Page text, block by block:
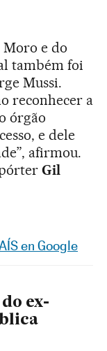
Moro e do
também foi
Mussi.
reconhecer a
órgão
e dele
afirmou.
Gil
Sociales
en Google
ex-